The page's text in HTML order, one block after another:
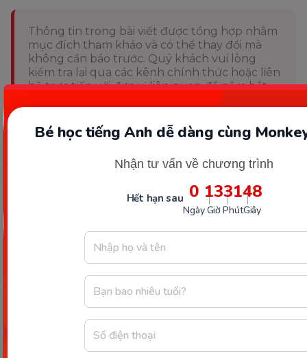
Bé học tiếng Anh dễ dàng cùng
Nhận tư vấn về chương trình
Hết hạn sau 0
Ngày
13
Giờ
31
Phút
47
Giây
Thông tin trong bài viết được tổng hợp nhằm
mục đích tham khảo và có thể thay đổi mà
không cần báo trước. Quý khách vui lòng
kiểm tra lại qua các kênh chính thức hoặc liên
hệ trực tiếp với đơn vị liên quan để nắm bắt